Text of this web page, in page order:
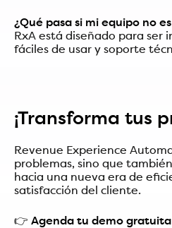
¿Qué pasa si mi equipo no
RxA está diseñado para ser
fáciles de usar y soporte
¡Transforma tus
Revenue Experience
problemas, sino que
hacia una nueva era de
satisfacción del cliente.
👉 Agenda tu demo